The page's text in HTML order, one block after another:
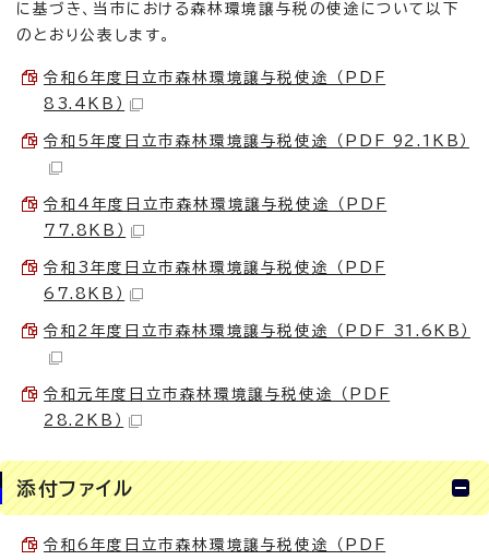
に基づき、当市における森林環境譲与税の使途について以下
のとおり公表します。
令和6年度日立市森林環境譲与税使途 （PDF
83.4KB）
令和5年度日立市森林環境譲与税使途 （PDF 92.1KB）
令和4年度日立市森林環境譲与税使途 （PDF
77.8KB）
令和3年度日立市森林環境譲与税使途 （PDF
67.8KB）
令和2年度日立市森林環境譲与税使途 （PDF 31.6KB）
令和元年度日立市森林環境譲与税使途 （PDF
28.2KB）
添付ファイル
令和6年度日立市森林環境譲与税使途 （PDF